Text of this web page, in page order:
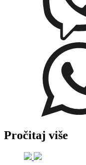
Pročitaj više